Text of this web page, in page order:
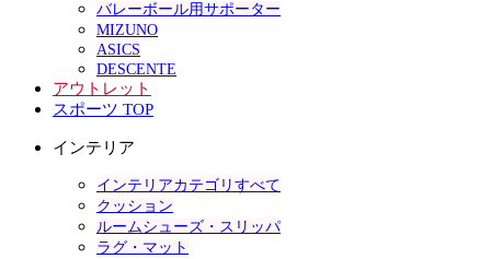
バレーボール用サポーター
MIZUNO
ASICS
DESCENTE
アウトレット
スポーツ TOP
インテリア
インテリアカテゴリすべて
クッション
ルームシューズ・スリッパ
ラグ・マット